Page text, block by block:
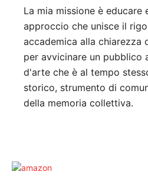
La mia missione è educare
approccio che unisce il
accademica alla chiarezza
per avvicinare un pubblico
d'arte che è al tempo
storico, strumento di
della memoria collettiva.